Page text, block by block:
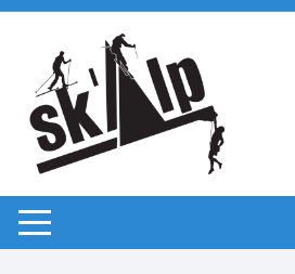
Aller
contenu